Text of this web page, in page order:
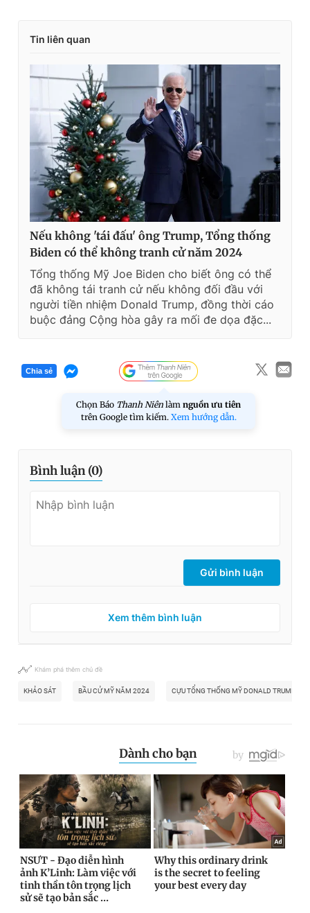
Tin liên quan
Nếu không 'tái đấu' ông Trump, Tổng thống
Biden có thể không tranh cử năm 2024
Tổng thống Mỹ Joe Biden cho biết ông có thể
đã không tái tranh cử nếu không đối đầu với
người tiền nhiệm Donald Trump, đồng thời cáo
buộc đảng Cộng hòa gây ra mối đe dọa đặc...
Chia sẻ
Chọn Báo Thanh Niên làm nguồn ưu tiên
trên Google tìm kiếm. Xem hướng dẫn.
Bình luận (0)
Gửi bình luận
Xem thêm bình luận
Khám phá thêm chủ đề
KHẢO SÁT BẦU CỬ MỸ NĂM 2024 CỰU TỔNG THỐNG MỸ DONALD TRUMP